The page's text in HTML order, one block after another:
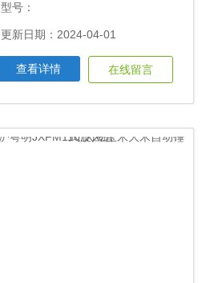
型号：
更新日期：2024-04-01
查看详情 在线留言